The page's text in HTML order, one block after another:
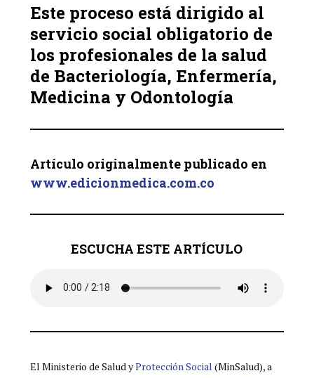
Este proceso está dirigido al
servicio social obligatorio de
los profesionales de la salud
de Bacteriología, Enfermería,
Medicina y Odontología
Artículo originalmente publicado en
www.edicionmedica.com.co
ESCUCHA ESTE ARTÍCULO
El Ministerio de Salud yProtección Social (MinSalud), a